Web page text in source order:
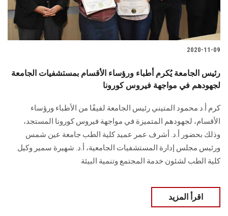
2020-11-09
رئيس الجامعة يُكرم أطباء ورؤساء الأقسام بمستشفيات الجامعة
لجهودهم في مواجهة فيروس كورونا
كرم أ.د محمود المتيني رئيس الجامعة لفيفًا من الأطباء ورؤساء
الأقسام، لجهودهم المتميزة في مواجهة فيروس كورونا المستجد،
وذلك بحضور أ.د. أشرف عمر عميد كلية الطب جامعة عين شمس
ورئيس مجلس إدارة المستشفيات الجامعية، أ.د. شهيرة سمير وكيل
كلية الطب لشئون خدمة المجتمع وتنمية البيئة
اقرأ المزيد